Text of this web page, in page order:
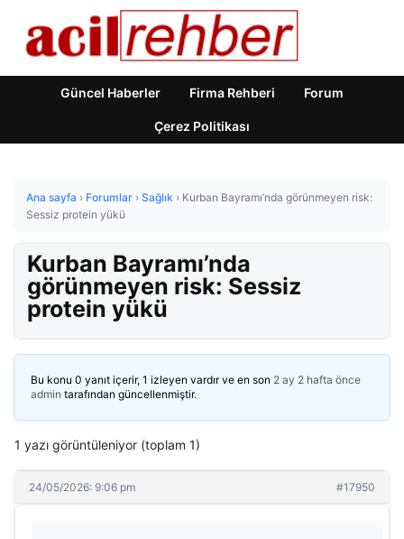
Güncel Haberler Firma Rehberi Forum
Çerez Politikası
Ana sayfa › Forumlar › Sağlık › Kurban Bayramı’nda görünmeyen risk:
Sessiz protein yükü
Kurban Bayramı’nda
görünmeyen risk: Sessiz
protein yükü
Bu konu 0 yanıt içerir, 1 izleyen vardır ve en son 2 ay 2 hafta önce
admin tarafından güncellenmiştir.
1 yazı görüntüleniyor (toplam 1)
24/05/2026: 9:06 pm #17950